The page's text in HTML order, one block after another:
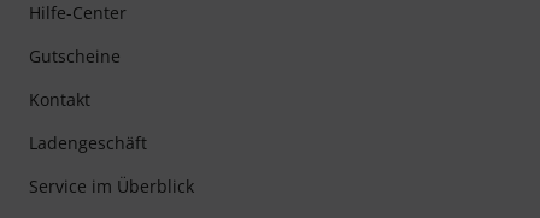
Hilfe-Center
Gutscheine
Kontakt
Ladengeschäft
Service im Überblick